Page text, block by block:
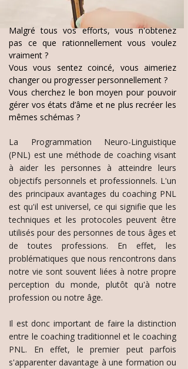
Malgré tous vos efforts, vous n'obtenez
pas ce que rationnellement vous voulez
vraiment ?
Vous vous sentez coincé, vous aimeriez
changer ou progresser personnellement ?
Vous cherchez le bon moyen pour pouvoir
gérer vos états d’âme et ne plus recréer les
mêmes schémas ?
La Programmation Neuro-Linguistique
(PNL) est une méthode de coaching visant
à aider les personnes à atteindre leurs
objectifs personnels et professionnels. L'un
des principaux avantages du coaching PNL
est qu'il est universel, ce qui signifie que les
techniques et les protocoles peuvent être
utilisés pour des personnes de tous âges et
de toutes professions. En effet, les
problématiques que nous rencontrons dans
notre vie sont souvent liées à notre propre
perception du monde, plutôt qu'à notre
profession ou notre âge.
Il est donc important de faire la distinction
entre le coaching traditionnel et le coaching
PNL. En effet, le premier peut parfois
s'apparenter davantage à une formation ou